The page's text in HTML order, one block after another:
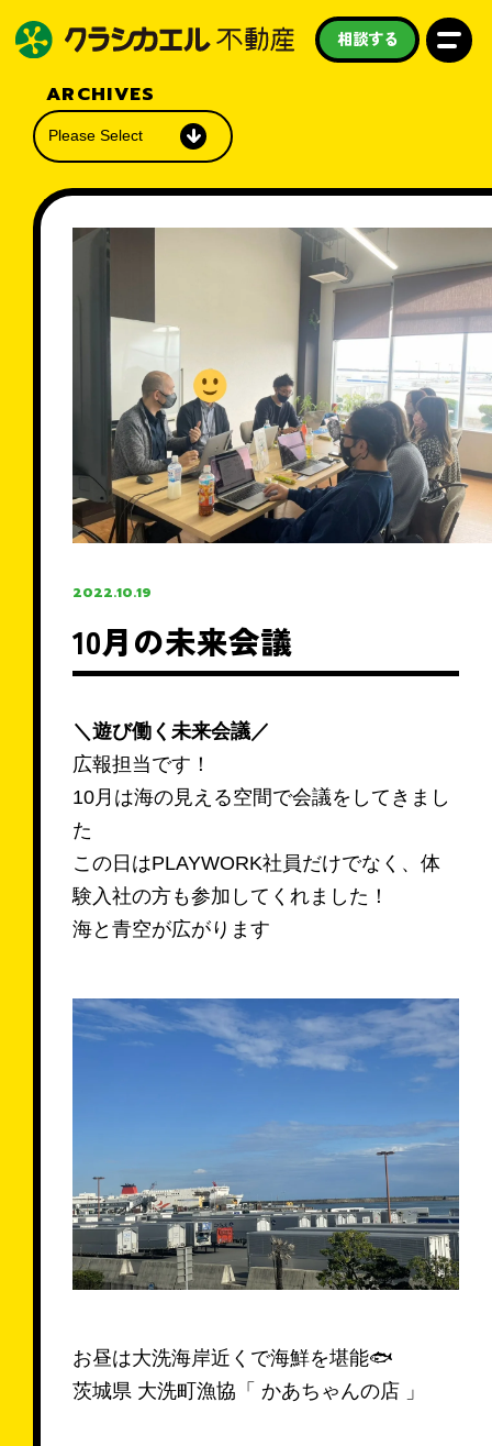
私たちについて
売りたい
守りたい
お知らせ
スタッフ紹介
よくある質問
採用情報
＼ 来店せずに相談可能 ／
お電話での問い合わせ
0120-726-812
来店予約する
Follow us
相談する
ARCHIVES
2022.10.19
10月の未来会議
＼遊び働く未来会議／
広報担当です！
10月は海の見える空間で会議をしてきまし
た
この日はPLAYWORK社員だけでなく、体
験入社の方も参加してくれました！
海と青空が広がります
お昼は大洗海岸近くで海鮮を堪能🐟
茨城県 大洗町漁協「 かあちゃんの店 」